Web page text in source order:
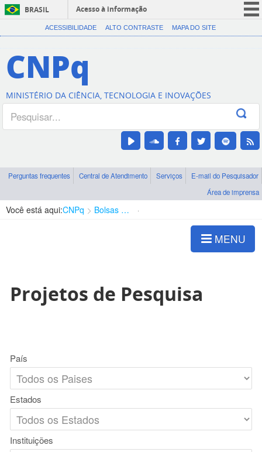
BRASIL
Acesso à informação
CORONAVÍRUS (COVID-19)
Canais
ACESSIBILIDADE ALTO CONTRASTE MAPA DO SITE
CNPq
MINISTÉRIO DA CIÊNCIA, TECNOLOGIA E INOVAÇÕES
Perguntas frequentes Central de Atendimento Serviços
E-mail do Pesquisador
Área de imprensa
Você está aqui:CNPq Bolsas e Auxílios Vigentes
MENU
Projetos de Pesquisa
País
Estados
Instituições